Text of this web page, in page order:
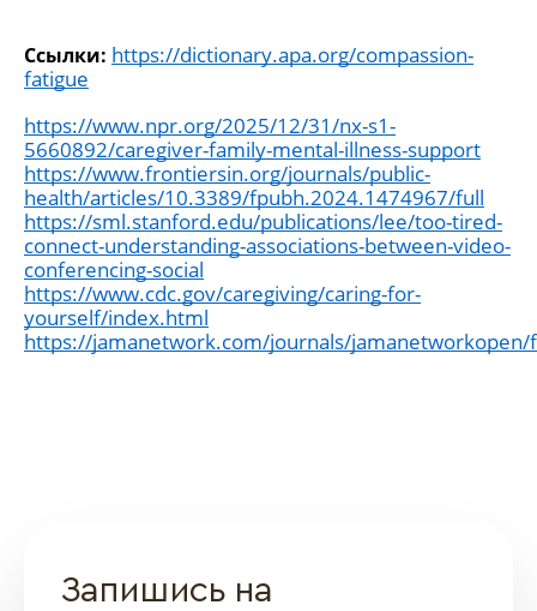
Ссылки: https://dictionary.apa.org/compassion-
fatigue
https://www.npr.org/2025/12/31/nx-s1-
5660892/caregiver-family-mental-illness-support
https://www.frontiersin.org/journals/public-
health/articles/10.3389/fpubh.2024.1474967/full
https://sml.stanford.edu/publications/lee/too-tired-
connect-understanding-associations-between-video-
conferencing-social
https://www.cdc.gov/caregiving/caring-for-
yourself/index.html
https://jamanetwork.com/journals/
Запишись на